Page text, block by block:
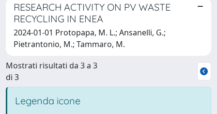
RESEARCH ACTIVITY ON PV WASTE
RECYCLING IN ENEA
2024-01-01 Protopapa, M. L.; Ansanelli, G.;
Pietrantonio, M.; Tammaro, M.
Mostrati risultati da 3 a 3
di 3
Legenda icone